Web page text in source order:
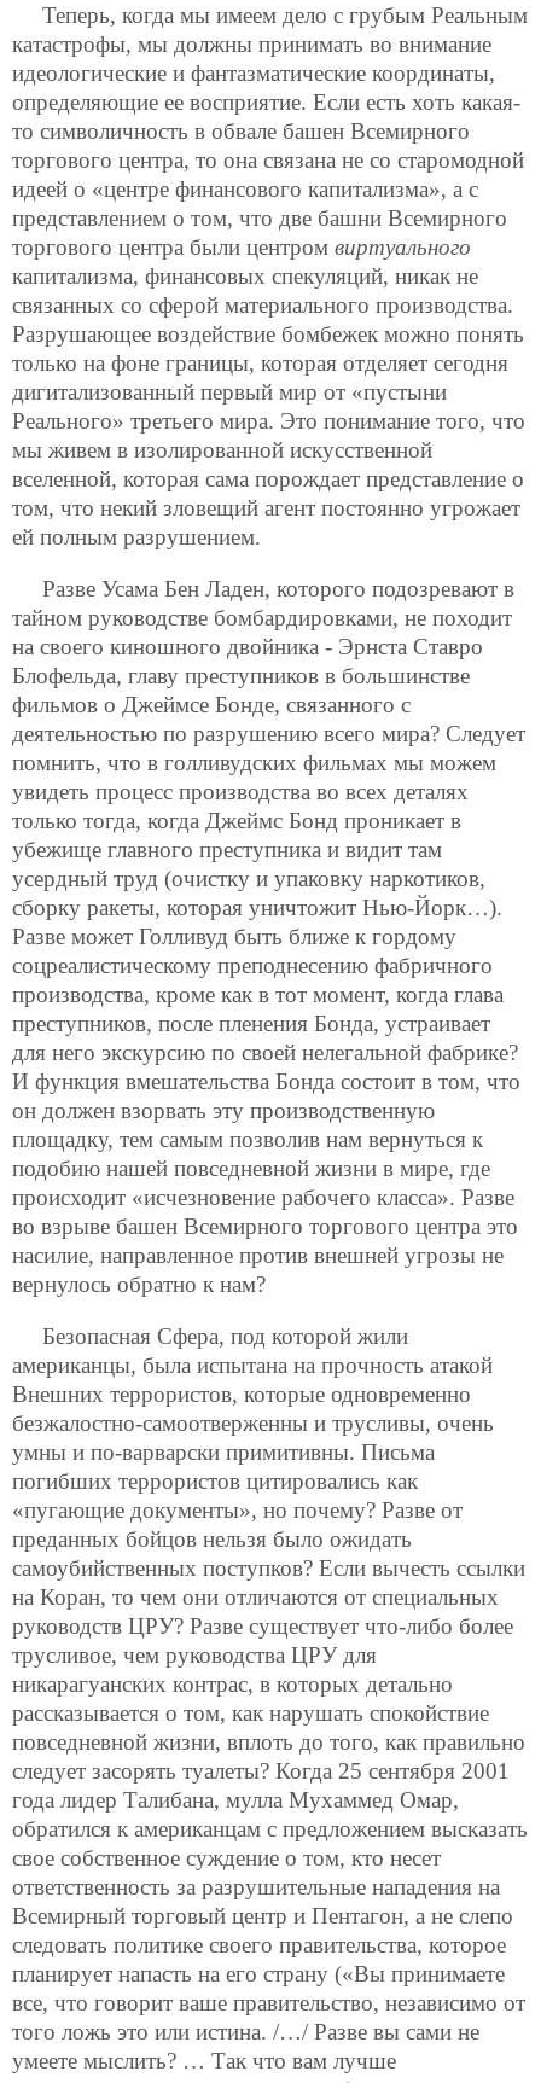
Теперь, когда мы имеем дело с грубым Реальным
катастрофы, мы должны принимать во внимание
идеологические и фантазматические координаты,
определяющие ее восприятие. Если есть хоть какая-
то символичность в обвале башен Всемирного
торгового центра, то она связана не со старомодной
идеей о «центре финансового капитализма», а с
представлением о том, что две башни Всемирного
торгового центра были центром виртуального
капитализма, финансовых спекуляций, никак не
связанных со сферой материального производства.
Разрушающее воздействие бомбежек можно понять
только на фоне границы, которая отделяет сегодня
дигитализованный первый мир от «пустыни
Реального» третьего мира. Это понимание того, что
мы живем в изолированной искусственной
вселенной, которая сама порождает представление о
том, что некий зловещий агент постоянно угрожает
ей полным разрушением.
Разве Усама Бен Ладен, которого подозревают в
тайном руководстве бомбардировками, не походит
на своего киношного двойника - Эрнста Ставро
Блофельда, главу преступников в большинстве
фильмов о Джеймсе Бонде, связанного с
деятельностью по разрушению всего мира? Следует
помнить, что в голливудских фильмах мы можем
увидеть процесс производства во всех деталях
только тогда, когда Джеймс Бонд проникает в
убежище главного преступника и видит там
усердный труд (очистку и упаковку наркотиков,
сборку ракеты, которая уничтожит Нью-Йорк…).
Разве может Голливуд быть ближе к гордому
соцреалистическому преподнесению фабричного
производства, кроме как в тот момент, когда глава
преступников, после пленения Бонда, устраивает
для него экскурсию по своей нелегальной фабрике?
И функция вмешательства Бонда состоит в том, что
он должен взорвать эту производственную
площадку, тем самым позволив нам вернуться к
подобию нашей повседневной жизни в мире, где
происходит «исчезновение рабочего класса». Разве
во взрыве башен Всемирного торгового центра это
насилие, направленное против внешней угрозы не
вернулось обратно к нам?
Безопасная Сфера, под которой жили
американцы, была испытана на прочность атакой
Внешних террористов, которые одновременно
безжалостно-самоотверженны и трусливы, очень
умны и по-варварски примитивны. Письма
погибших террористов цитировались как
«пугающие документы», но почему? Разве от
преданных бойцов нельзя было ожидать
самоубийственных поступков? Если вычесть ссылки
на Коран, то чем они отличаются от специальных
руководств ЦРУ? Разве существует что-либо более
трусливое, чем руководства ЦРУ для
никарагуанских контрас, в которых детально
рассказывается о том, как нарушать спокойствие
повседневной жизни, вплоть до того, как правильно
следует засорять туалеты? Когда 25 сентября 2001
года лидер Талибана, мулла Мухаммед Омар,
обратился к американцам с предложением высказать
свое собственное суждение о том, кто несет
ответственность за разрушительные нападения на
Всемирный торговый центр и Пентагон, а не слепо
следовать политике своего правительства, которое
планирует напасть на его страну («Вы принимаете
все, что говорит ваше правительство, независимо от
того ложь это или истина. /…/ Разве вы сами не
умеете мыслить? … Так что вам лучше